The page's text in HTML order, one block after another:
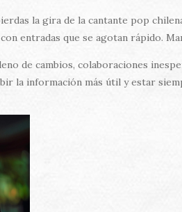
la gira de la cantante pop
entradas que se agotan rápido.
de cambios, colaboraciones
la información más útil y estar